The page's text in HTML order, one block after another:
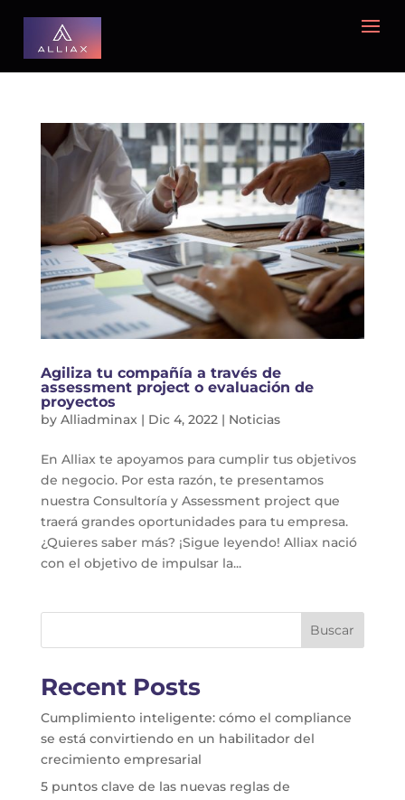
Agiliza tu compañía a través de
assessment project o evaluación de
proyectos
by Alliadminax| Dic 4, 2022| Noticias
En Alliax te apoyamos para cumplir tus objetivos
de negocio. Por esta razón, te presentamos
nuestra Consultoría y Assessment project que
traerá grandes oportunidades para tu empresa.
¿Quieres saber más? ¡Sigue leyendo! Alliax nació
con el objetivo de impulsar la...
Buscar
Recent Posts
Cumplimiento inteligente: cómo el compliance
se está convirtiendo en un habilitador del
crecimiento empresarial
5 puntos clave de las nuevas reglas de